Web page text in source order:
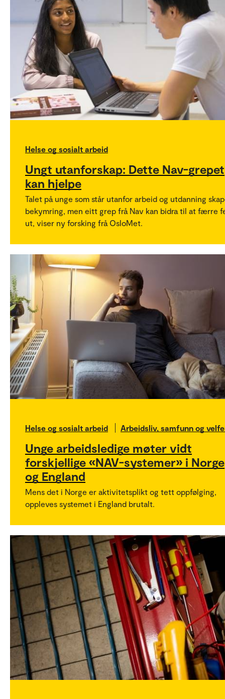
Helse og sosialt arbeid
Ungt utanforskap: Dette Nav-grepet
kan hjelpe
Talet på unge som står utanfor arbeid og utdanning
bekymring, men eitt grep frå Nav kan bidra til at færre
ut, viser ny forsking frå OsloMet.
Helse og sosialt arbeid Arbeidsliv, samfunn og
Unge arbeidsledige møter vidt
forskjellige «NAV-systemer» i Norge
og England
Mens det i Norge er aktivitetsplikt og tett oppfølging,
oppleves systemet i England brutalt.